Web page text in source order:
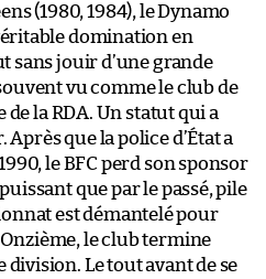
(1980, 1984), le Dynamo
domination en
sans jouir d’une grande
vu comme le club de
la RDA. Un statut qui a
que la police d’État a
le BFC perd son sponsor
que par le passé, pile
est démantelé pour
le club termine
Le tout avant de se